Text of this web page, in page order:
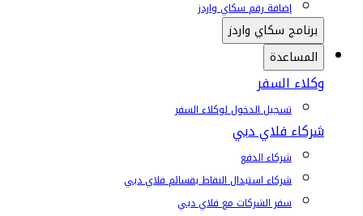
إضافة رقم سكاي واردز
برنامج سكاي واردز
المساعدة
وكلاء السفر
تسجيل الدخول لوكلاء السفر
شركاء فلاي دبي
شركاء الدفع
شركاء استبدال النقاط بقسائم فلاي دبي
سفر الشركات مع فلاي دبي